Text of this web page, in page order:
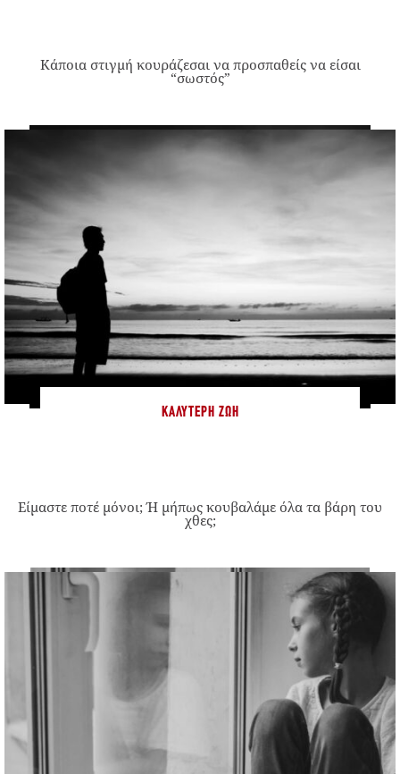
Κάποια στιγμή κουράζεσαι να προσπαθείς να είσαι
“σωστός”
ΚΑΛΎΤΕΡΗ ΖΩΉ
Είμαστε ποτέ μόνοι; Ή μήπως κουβαλάμε όλα τα βάρη του
χθες;